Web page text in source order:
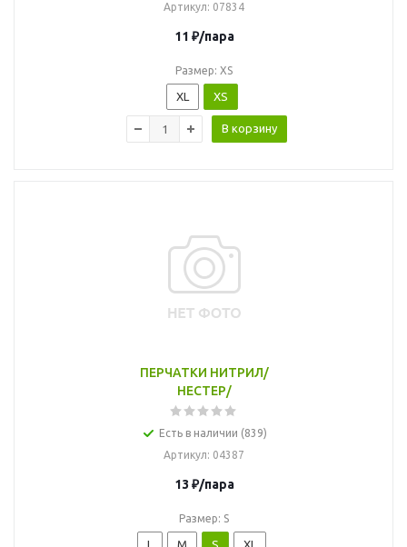
Артикул: 07834
11 ₽/пара
Размер: XS
XL XS
В корзину
ПЕРЧАТКИ НИТРИЛ/
НЕСТЕР/
Есть в наличии (839)
Артикул: 04387
13 ₽/пара
Размер: S
L M S XL